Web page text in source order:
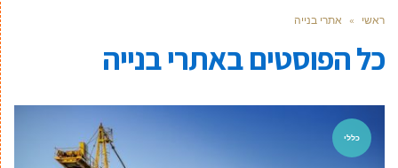
ראשי » אתרי בנייה
כל הפוסטים באתרי בנייה
כללי